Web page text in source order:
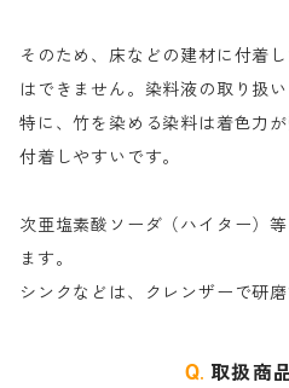
ハ行
マ行
綿・麻を染める染料
絹・羊毛を染める染料
そのため、床などの建材に付着
はできません。染料液の取り扱
特に、竹を染める染料は着色力
付着しやすいです。
次亜塩素酸ソーダ（ハイター）
ます。
シンクなどは、クレンザーで研
取扱商